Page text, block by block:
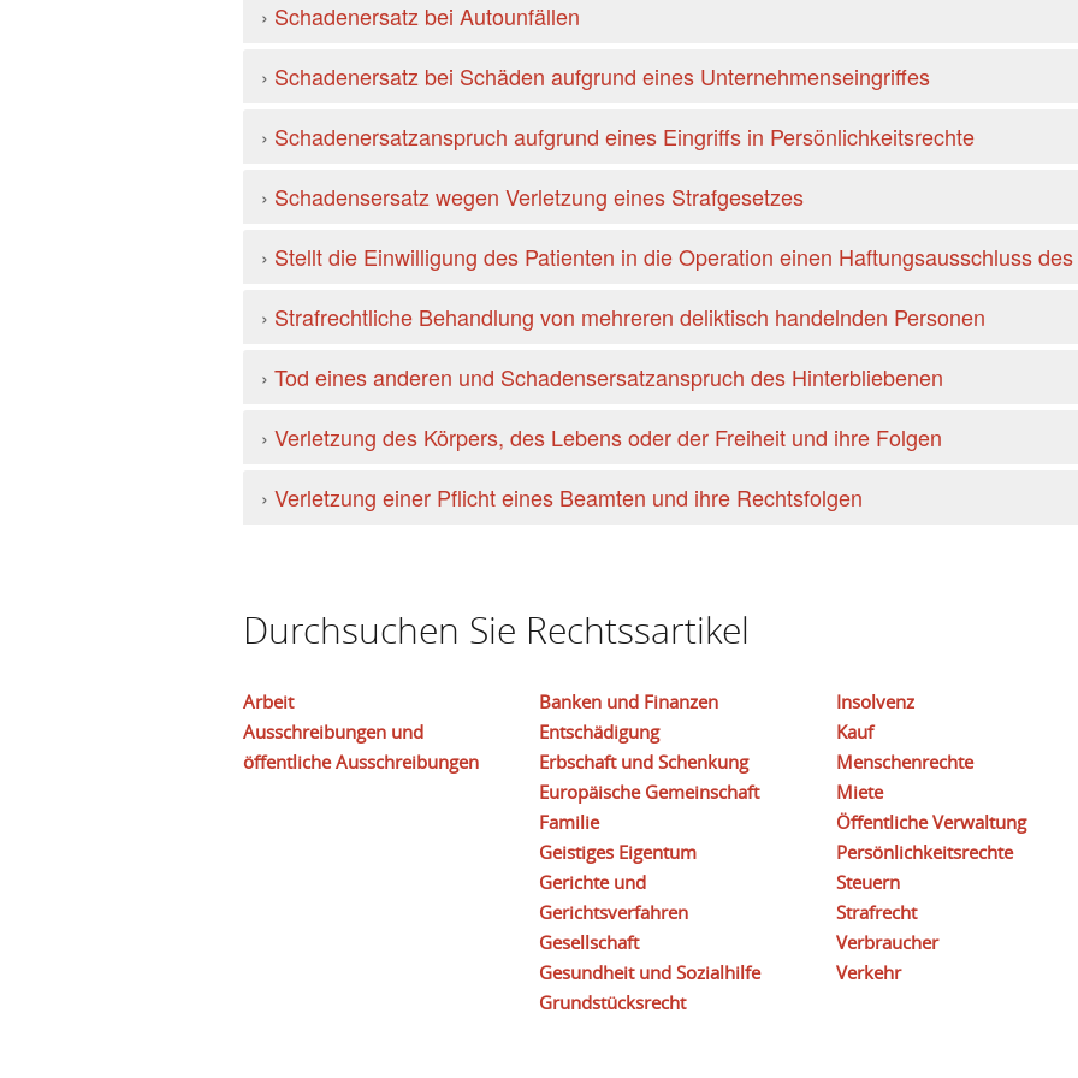
› Schadenersatz bei Autounfällen
› Schadenersatz bei Schäden aufgrund eines Unternehmenseingriffes
› Schadenersatzanspruch aufgrund eines Eingriffs in Persönlichkeitsrechte
› Schadensersatz wegen Verletzung eines Strafgesetzes
› Stellt die Einwilligung des Patienten in die Operation einen Haftungsausschluss
› Strafrechtliche Behandlung von mehreren deliktisch handelnden Personen
› Tod eines anderen und Schadensersatzanspruch des Hinterbliebenen
› Verletzung des Körpers, des Lebens oder der Freiheit und ihre Folgen
› Verletzung einer Pflicht eines Beamten und ihre Rechtsfolgen
Durchsuchen Sie Rechtssartikel
Arbeit
Ausschreibungen und
öffentliche Ausschreibungen
Banken und Finanzen
Entschädigung
Erbschaft und Schenkung
Europäische Gemeinschaft
Familie
Geistiges Eigentum
Gerichte und
Gerichtsverfahren
Gesellschaft
Gesundheit und Sozialhilfe
Grundstücksrecht
Insolvenz
Kauf
Menschenrechte
Miete
Öffentliche Verwaltung
Persönlichkeitsrechte
Steuern
Strafrecht
Verbraucher
Verkehr